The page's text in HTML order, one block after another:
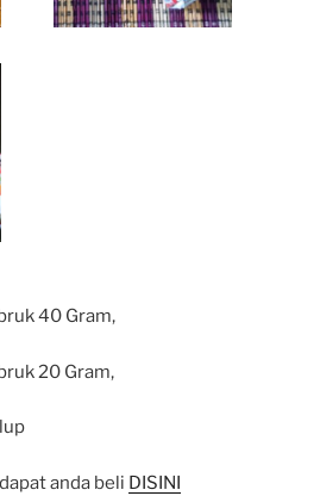
40 Gram,
20 Gram,
anda beli DISINI